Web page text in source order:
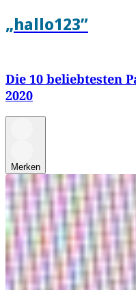
„hallo123”
Die 10 beliebtesten
2020
Merken